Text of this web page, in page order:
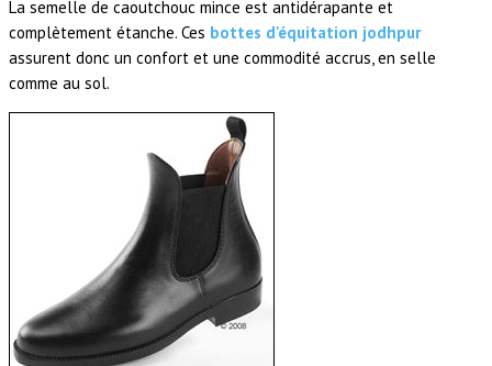
La semelle de caoutchouc mince est antidérapante et
complètement étanche. Ces bottes d'équitation jodhpur
assurent donc un confort et une commodité accrus, en selle
comme au sol.